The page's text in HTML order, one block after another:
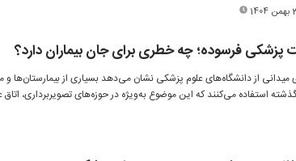
پزشکی فرسوده؛ چه خطری برای جان بیماران دارد؟
از دانشگاه‌های علوم پزشکی نشان می‌دهد بسیاری از بیمارستان‌ها و
استفاده می‌کنند که این موضوع به‌ویژه در حوزه‌های تصویربرداری،